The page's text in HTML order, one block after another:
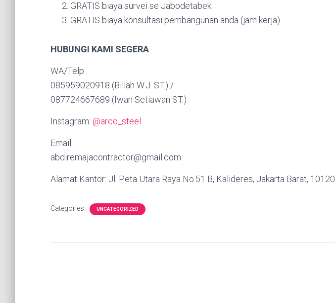
GRATIS biaya survei se Jabodetabek
GRATIS biaya konsultasi pembangunan anda (jam kerja)
HUBUNGI KAMI SEGERA
WA/Telp :
085959020918 (Billah W.J. ST.) /
087724667689 (Iwan Setiawan ST.)
Instagram: @arco_steel
Email:
abdiremajacontractor@gmail.com
Alamat Kantor: Jl. Peta Utara Raya No.51 B, Kalideres, Jakarta Barat, 10120
Categories: UNCATEGORIZED